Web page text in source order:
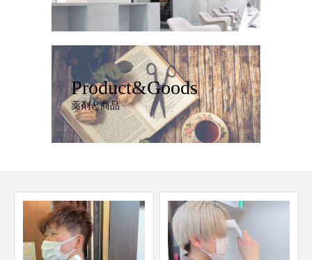
Product&Goods
薬剤と商品